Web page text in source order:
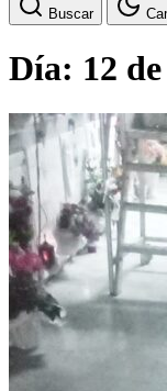
Buscar
Día: 12